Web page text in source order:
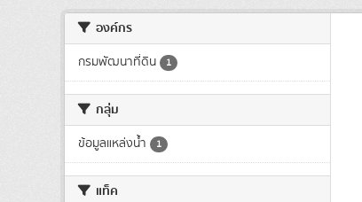
องค์กร
กรมพัฒนาที่ดิน 1
กลุ่ม
ข้อมูลแหล่งน้ำ 1
แท็ค